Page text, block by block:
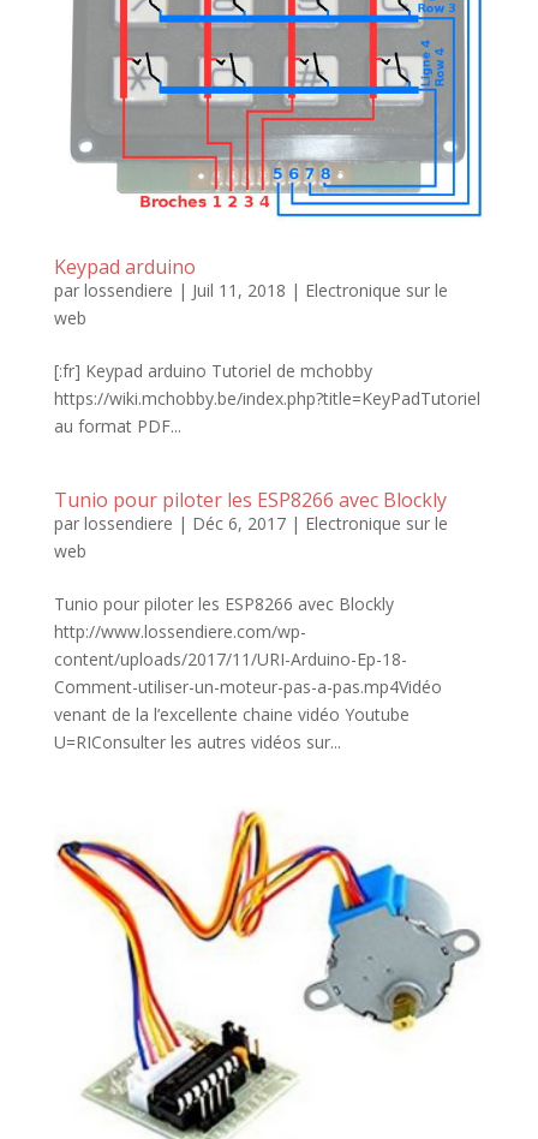
Keypad arduino
par lossendiere | Juil 11, 2018 | Electronique sur le
web
[:fr] Keypad arduino Tutoriel de mchobby
https://wiki.mchobby.be/index.php?title=KeyPadTutoriel
au format PDF...
Tunio pour piloter les ESP8266 avec Blockly
par lossendiere | Déc 6, 2017| Electronique sur le
web
Tunio pour piloter les ESP8266 avec Blockly
http://www.lossendiere.com/wp-
content/uploads/2017/11/URI-Arduino-Ep-18-
Comment-utiliser-un-moteur-pas-a-pas.mp4Vidéo
venant de la l’excellente chaine vidéo Youtube
U=RIConsulter les autres vidéos sur...